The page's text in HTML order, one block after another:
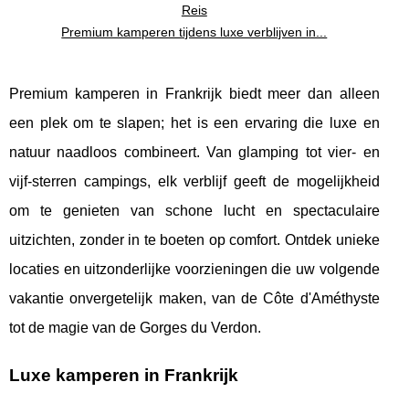
Reis
Premium kamperen tijdens luxe verblijven in...
Premium kamperen in Frankrijk biedt meer dan alleen
een plek om te slapen; het is een ervaring die luxe en
natuur naadloos combineert. Van glamping tot vier- en
vijf-sterren campings, elk verblijf geeft de mogelijkheid
om te genieten van schone lucht en spectaculaire
uitzichten, zonder in te boeten op comfort. Ontdek unieke
locaties en uitzonderlijke voorzieningen die uw volgende
vakantie onvergetelijk maken, van de Côte d'Améthyste
tot de magie van de Gorges du Verdon.
Luxe kamperen in Frankrijk